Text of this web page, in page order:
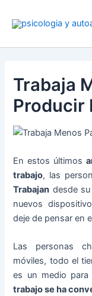
Trabaja
Producir
En estos últimos
trabajo, las
Trabajan desde
nuevos
deje de pensar en
Las personas
móviles, todo el
es un medio para
trabajo se ha